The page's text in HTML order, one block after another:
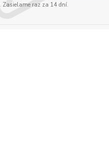
Zasielame raz za 14 dní.